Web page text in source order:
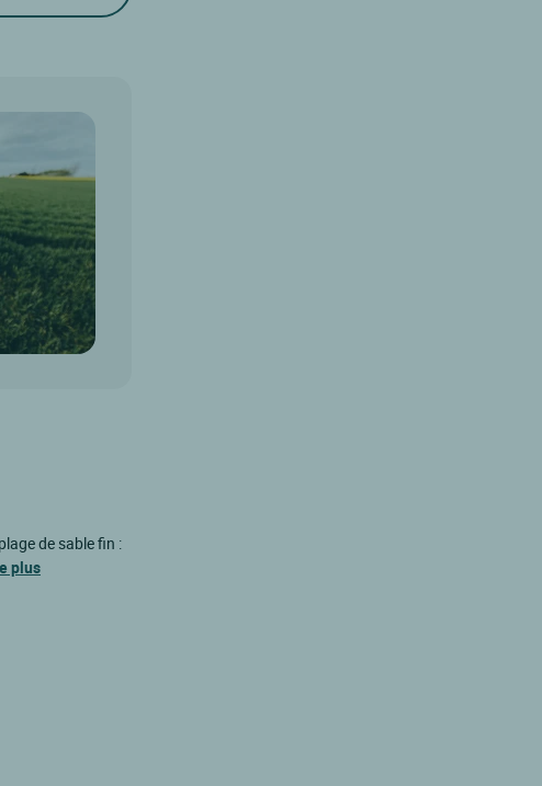
de sable fin :
plus